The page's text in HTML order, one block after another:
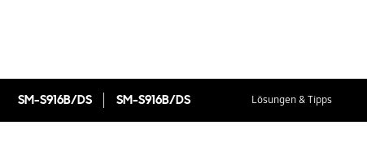
SM-S916B/DS SM-S916B/DS Lösungen & Tipps